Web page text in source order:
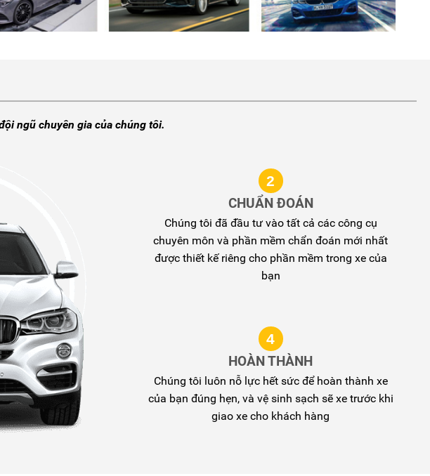
ngũ chuyên gia của chúng tôi.
2
CHUẨN ĐOÁN
Chúng tôi đã đầu tư vào tất cả các công cụ
chuyên môn và phần mềm chẩn đoán mới nhất
được thiết kế riêng cho phần mềm trong xe của
bạn
4
HOÀN THÀNH
Chúng tôi luôn nỗ lực hết sức để hoàn thành xe
của bạn đúng hẹn, và vệ sinh sạch sẽ xe trước khi
giao xe cho khách hàng